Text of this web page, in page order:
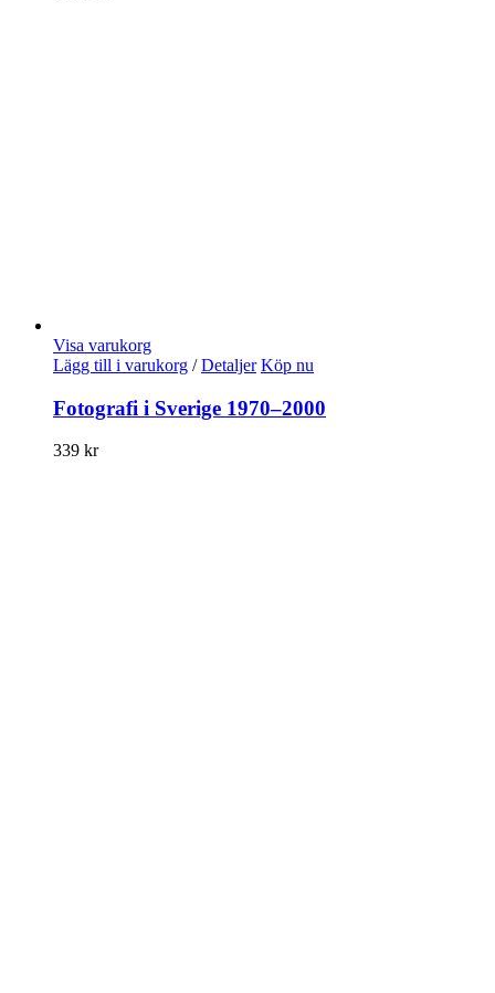
Visa varukorg
Lägg till i varukorg / Detaljer Köp nu
Fotografi i Sverige 1970–2000
339 kr